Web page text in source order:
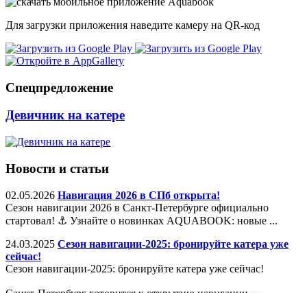
Для загрузки приложения наведите камеру на QR-код
Спецпредложение
Девичник на катере
Новости и статьи
02.05.2026 Навигация 2026 в СПб открыта!
Сезон навигации 2026 в Санкт-Петербурге официально
стартовал! ⚓️ Узнайте о новинках AQUABOOK: новые ...
24.03.2025 Сезон навигации-2025: бронируйте катера уже
сейчас!
Сезон навигации-2025: бронируйте катера уже сейчас!